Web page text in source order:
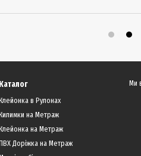
Каталог
в Рулонах
на Метраж
на Метраж
Доріжка на Метраж
Ми